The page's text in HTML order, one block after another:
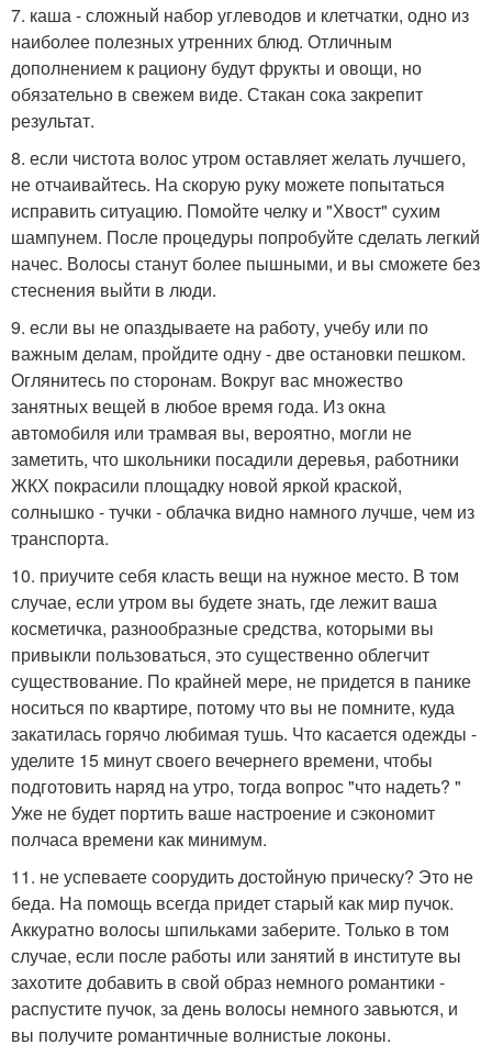
7. каша - сложный набор углеводов и клетчатки, одно из
наиболее полезных утренних блюд. Отличным
дополнением к рациону будут фрукты и овощи, но
обязательно в свежем виде. Стакан сока закрепит
результат.
8. если чистота волос утром оставляет желать лучшего,
не отчаивайтесь. На скорую руку можете попытаться
исправить ситуацию. Помойте челку и "Хвост" сухим
шампунем. После процедуры попробуйте сделать легкий
начес. Волосы станут более пышными, и вы сможете без
стеснения выйти в люди.
9. если вы не опаздываете на работу, учебу или по
важным делам, пройдите одну - две остановки пешком.
Оглянитесь по сторонам. Вокруг вас множество
занятных вещей в любое время года. Из окна
автомобиля или трамвая вы, вероятно, могли не
заметить, что школьники посадили деревья, работники
ЖКХ покрасили площадку новой яркой краской,
солнышко - тучки - облачка видно намного лучше, чем из
транспорта.
10. приучите себя класть вещи на нужное место. В том
случае, если утром вы будете знать, где лежит ваша
косметичка, разнообразные средства, которыми вы
привыкли пользоваться, это существенно облегчит
существование. По крайней мере, не придется в панике
носиться по квартире, потому что вы не помните, куда
закатилась горячо любимая тушь. Что касается одежды -
уделите 15 минут своего вечернего времени, чтобы
подготовить наряд на утро, тогда вопрос "что надеть? "
Уже не будет портить ваше настроение и сэкономит
полчаса времени как минимум.
11. не успеваете соорудить достойную прическу? Это не
беда. На помощь всегда придет старый как мир пучок.
Аккуратно волосы шпильками заберите. Только в том
случае, если после работы или занятий в институте вы
захотите добавить в свой образ немного романтики -
распустите пучок, за день волосы немного завьются, и
вы получите романтичные волнистые локоны.